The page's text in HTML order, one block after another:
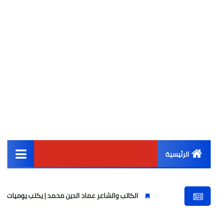
الرئيسية
أخبار مصر
الكاتب والشاعر عماد الدين محمد | يكتب يوميات شاعر وقصيدة :